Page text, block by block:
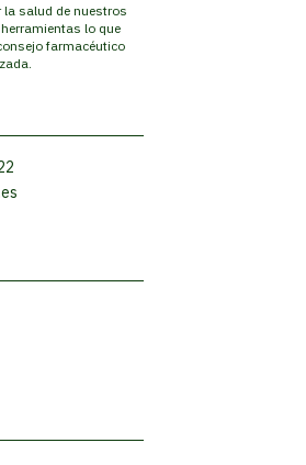
la salud de nuestros
lo que
farmacéutico